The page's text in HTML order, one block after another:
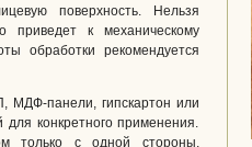
поверхность. Нельзя
приведет к механическому
обработки рекомендуется
МДФ-панели, гипскартон или
конкретного применения.
только с одной стороны,